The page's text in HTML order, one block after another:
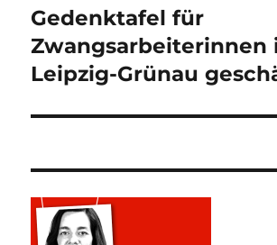
Nächster
Beitrag:
Gedenktafel für
Zwangsarbeiterinnen
Leipzig-Grünau